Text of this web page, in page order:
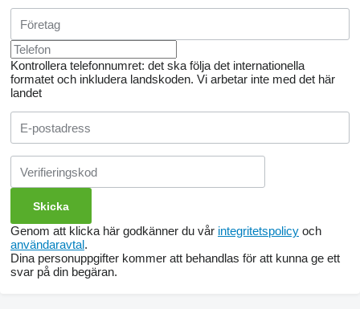
Kontrollera telefonnumret: det ska följa det internationella
formatet och inkludera landskoden. Vi arbetar inte med det här
landet
Genom att klicka här godkänner du vår integritetspolicy och
användaravtal.
Dina personuppgifter kommer att behandlas för att kunna ge ett
svar på din begäran.